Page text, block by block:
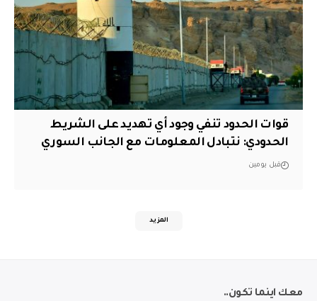
قوات الحدود تنفي وجود أي تهديد على الشريط
الحدودي: نتبادل المعلومات مع الجانب السوري
قبل يومين
المزيد
معك اينما تكون..